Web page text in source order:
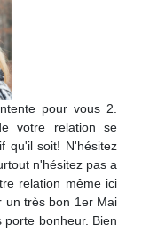
pour vous 2.
votre relation se
qu'il soit! N'hésitez
n'hésitez pas a
relation même ici
un très bon 1er Mai
porte bonheur. Bien